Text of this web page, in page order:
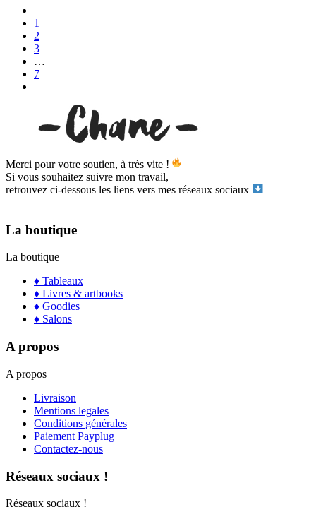
1
2
3
…
7
Merci pour votre soutien, à très vite !
Si vous souhaitez suivre mon travail,
retrouvez ci-dessous les liens vers mes réseaux sociaux
La boutique
La boutique
♦ Tableaux
♦ Livres & artbooks
♦ Goodies
♦ Salons
A propos
A propos
Livraison
Mentions legales
Conditions générales
Paiement Payplug
Contactez-nous
Réseaux sociaux !
Réseaux sociaux !